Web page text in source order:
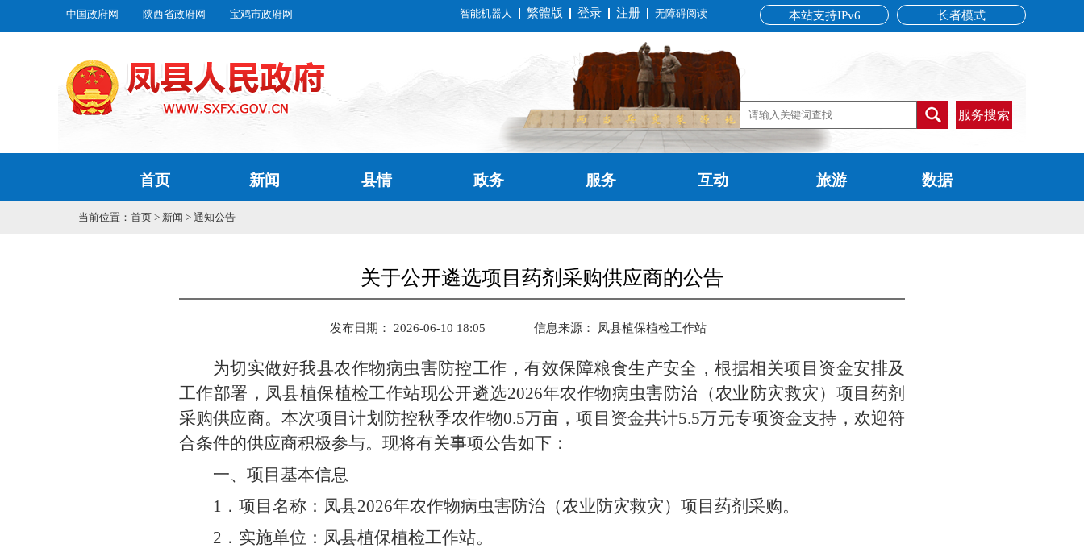
中国政府网 陕西省政府网 宝鸡市政府网 长者模式
本站支持IPv6
智能机器人 繁體版 登录 注册 无障碍阅读
服务搜索
首页 新闻 县情 政务 服务 互动 旅游 数据
当前位置： 首页 > 新闻 > 通知公告
关于公开遴选项目药剂采购供应商的公告
发布日期： 2026-06-10 18:05 信息来源： 凤县植保植检工作站
为切实做好我县农作物病虫害防控工作，有效保障粮食生产安全，根据相关项目资金安排及
工作部署，凤县植保植检工作站现公开遴选2026年农作物病虫害防治（农业防灾救灾）项目药剂
采购供应商。本次项目计划防控秋季农作物0.5万亩，项目资金共计5.5万元专项资金支持，欢迎符
合条件的供应商积极参与。现将有关事项公告如下：
一、项目基本信息
1．项目名称：凤县2026年农作物病虫害防治（农业防灾救灾）项目药剂采购。
2．实施单位：凤县植保植检工作站。